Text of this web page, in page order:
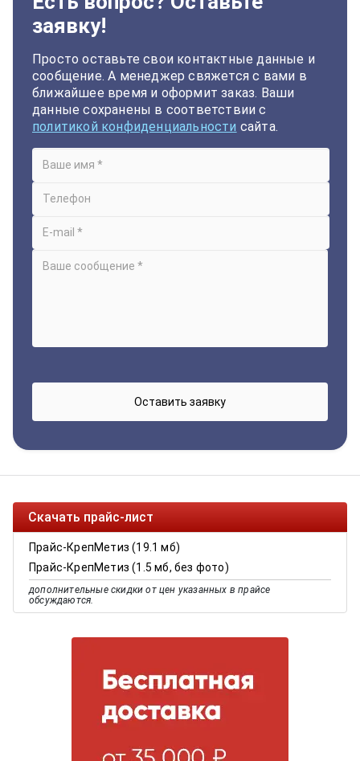
заявку!
Просто оставьте свои контактные данные и
сообщение. А менеджер свяжется с вами в
ближайшее время и оформит заказ. Ваши
данные сохранены в соответствии с
политикой конфиденциальности сайта.
Скачать прайс-лист
Прайс-КрепМетиз (19.1 мб)
Прайс-КрепМетиз (1.5 мб, без фото)
дополнительные скидки от цен указанных в прайсе
обсуждаются.